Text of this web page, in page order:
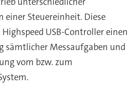
einer Steuereinheit. Diese
USB-Controller einen
sämtlicher Messaufgaben und
vom bzw. zum